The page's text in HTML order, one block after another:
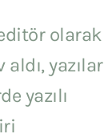
olarak
yazılar
yazılı